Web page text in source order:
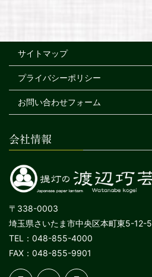
サイトマップ
プライバシーポリシー
お問い合わせフォーム
会社情報
〒338-0003
埼玉県さいたま市中央区本町東5-12-5
TEL：048-855-4000
FAX：048-855-9901